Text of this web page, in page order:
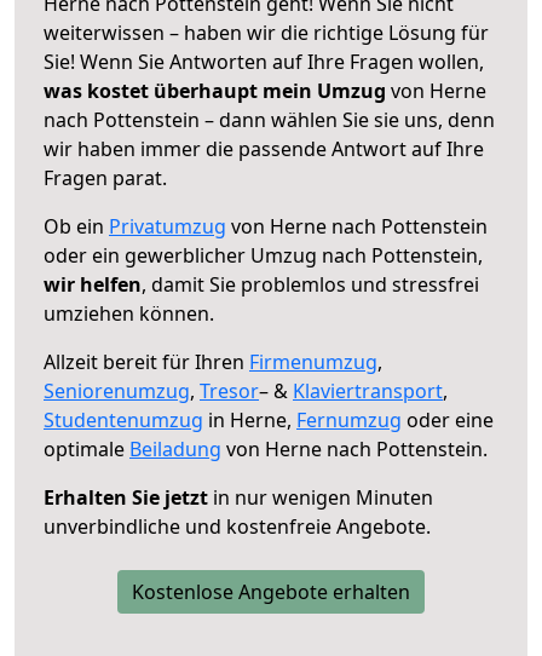
weiterwissen – haben wir die richtige Lösung für
Sie! Wenn Sie Antworten auf Ihre Fragen wollen,
was kostet überhaupt mein Umzug von Herne
nach Pottenstein – dann wählen Sie sie uns, denn
wir haben immer die passende Antwort auf Ihre
Fragen parat.
Ob ein Privatumzug von Herne nach Pottenstein
oder ein gewerblicher Umzug nach Pottenstein,
wir helfen, damit Sie problemlos und stressfrei
umziehen können.
Allzeit bereit für Ihren Firmenumzug,
Seniorenumzug, Tresor– & Klaviertransport,
Studentenumzug in Herne, Fernumzug oder eine
optimale Beiladung von Herne nach Pottenstein.
Erhalten Sie jetzt in nur wenigen Minuten
unverbindliche und kostenfreie Angebote.
Kostenlose Angebote erhalten